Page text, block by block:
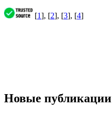
[1], [2], [3], [4]
Новые публикации